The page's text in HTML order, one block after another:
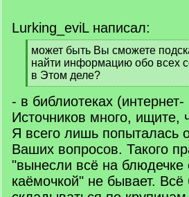
Lurking_eviL написал:
[
q
]
может быть Вы сможете
найти информацию обо всех
в Этом деле?
[
/
q
]
- в библиотеках
Источников много, ищите,
Я всего лишь попыталась
Ваших вопросов. Такого
"вынесли всё на блюдечке
каёмочкой" не бывает. Всё